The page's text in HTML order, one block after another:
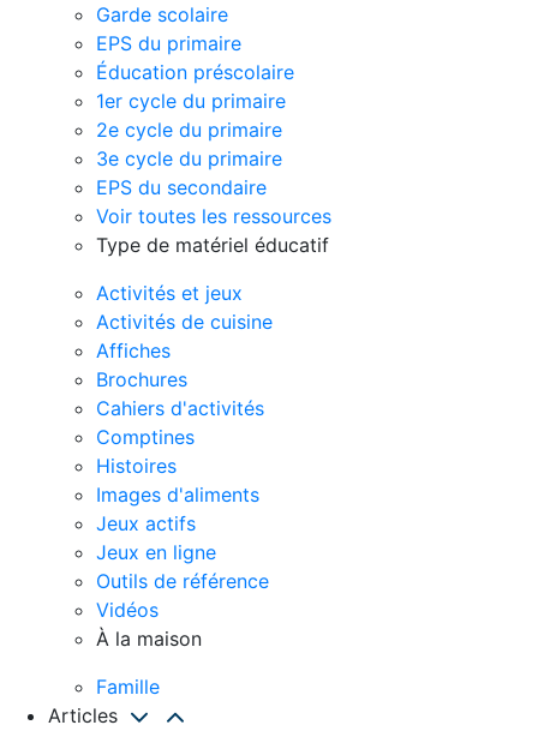
Garde scolaire
EPS du primaire
Éducation préscolaire
1er cycle du primaire
2e cycle du primaire
3e cycle du primaire
EPS du secondaire
Voir toutes les ressources
Type de matériel éducatif
Activités et jeux
Activités de cuisine
Affiches
Brochures
Cahiers d'activités
Comptines
Histoires
Images d'aliments
Jeux actifs
Jeux en ligne
Outils de référence
Vidéos
À la maison
Famille
Articles